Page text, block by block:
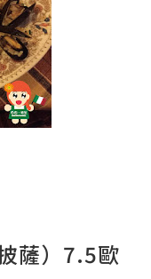
薩）7.5歐